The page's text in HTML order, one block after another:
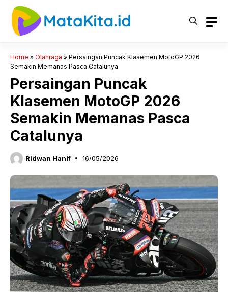
Langsung
Home » Olahraga » Persaingan Puncak Klasemen MotoGP 2026
Semakin Memanas Pasca Catalunya
Persaingan Puncak
Klasemen MotoGP 2026
Semakin Memanas Pasca
Catalunya
Ridwan Hanif 16/05/2026